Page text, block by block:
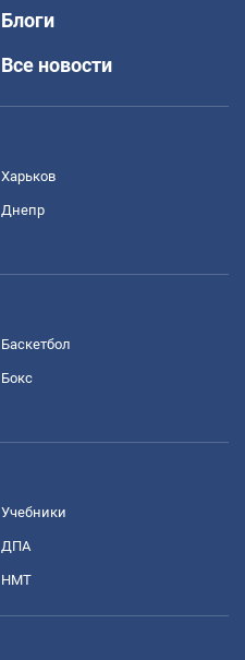
Блоги
Все новости
Харьков
Днепр
Баскетбол
Бокс
Учебники
ДПА
НМТ